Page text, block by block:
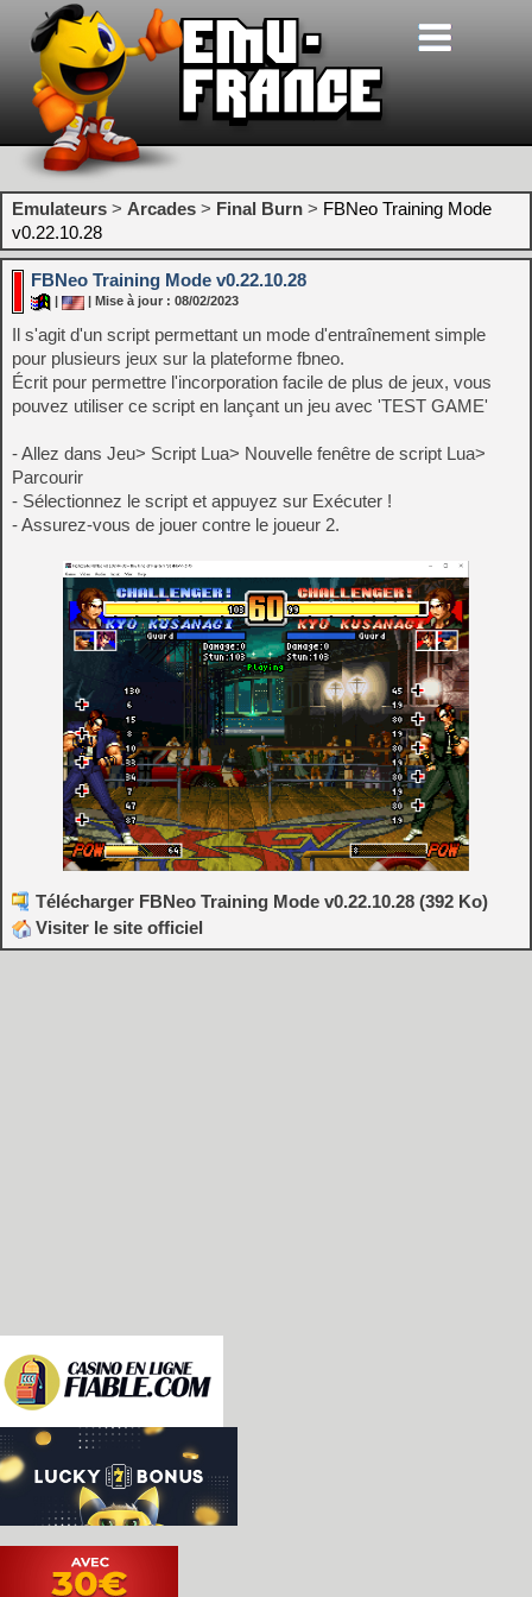
Emulateurs > Arcades > Final Burn > FBNeo Training Mode
v0.22.10.28
FBNeo Training Mode v0.22.10.28
| Mise à jour : 08/02/2023
Il s'agit d'un script permettant un mode d'entraînement simple
pour plusieurs jeux sur la plateforme fbneo.
Écrit pour permettre l'incorporation facile de plus de jeux, vous
pouvez utiliser ce script en lançant un jeu avec 'TEST GAME'
- Allez dans Jeu> Script Lua> Nouvelle fenêtre de script Lua>
Parcourir
- Sélectionnez le script et appuyez sur Exécuter !
- Assurez-vous de jouer contre le joueur 2.
Télécharger FBNeo Training Mode v0.22.10.28 (392 Ko)
Visiter le site officiel